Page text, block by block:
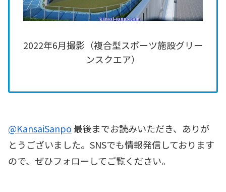
2022年6月撮影（複合型スポーツ施設グリー
ンスクエア）
@KansaiSanpo最後までお読みいただき、ありが
とうございました。SNSでも情報発信しております
ので、ぜひフォローしてご覧ください。